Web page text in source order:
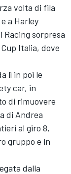
volta di fila
a Harley
Racing sorpresa
Italia, dove
lì in poi le
car, in
di rimuovere
di Andrea
al giro 8,
gruppo e in
dalla